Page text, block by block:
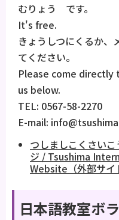
むりょう です。
It's free.
きょうしつにくるか
てください。
Please come
us below.
TEL: 0567-58-2270
E-mail:
つしましこくさい
ジ / Tsushima
Website（外部サイ
日本語教室ボ